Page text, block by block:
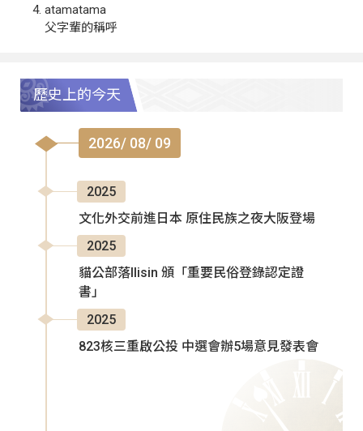
atamatama
父字輩的稱呼
歷史上的今天
2026/ 08/ 09
2025
文化外交前進日本 原住民族之夜大阪登場
2025
貓公部落Ilisin 頒「重要民俗登錄認定證
書」
2025
823核三重啟公投 中選會辦5場意見發表會